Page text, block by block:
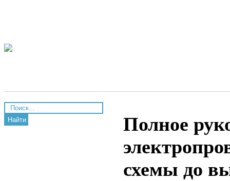
Найти
Полное
схемы до